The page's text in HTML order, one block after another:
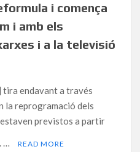
i comença
i amb els
i a la televisió
tira endavant a través
la reprogramació dels
previstos a partir
…
READ MORE